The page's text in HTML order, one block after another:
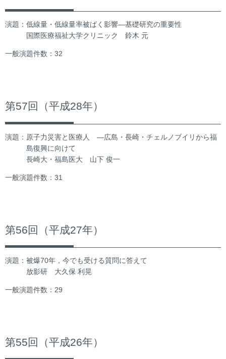
演題：低線量・低線量率被ばく影響―基礎研究の重要性
国際医療福祉大学クリニック 鈴木 元
一般演題件数：32
第57回（平成28年）
演題：原子力災害と医療人 ―広島・長崎・チェルノブイリから福
島復興に向けて
長崎大・福島医大 山下 俊一
一般演題件数：31
第56回（平成27年）
演題：被爆70年，今でも受ける質問に答えて
放影研 大久保 利晃
一般演題件数：29
第55回（平成26年）